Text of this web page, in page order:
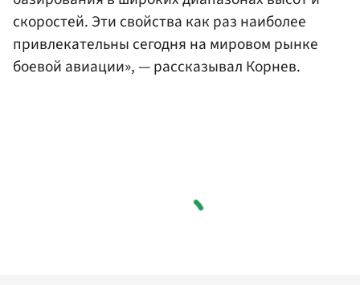
скоростей. Эти свойства как раз наиболее
привлекательны сегодня на мировом рынке
боевой авиации», — рассказывал Корнев.